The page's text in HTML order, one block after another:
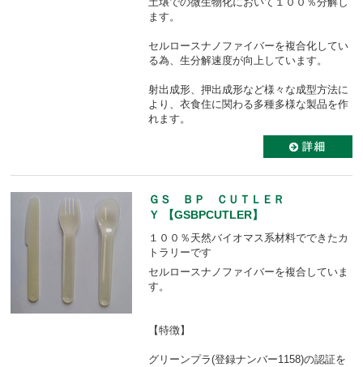
ます。
セルロースナノファイバーを複合化してい
る為、生分解速度が向上しています。
射出成形、押出成形など様々な成型方法に
より、衣食住に関わる多種多様な製品を作
れます。
ＧＳ ＢＰ ＣＵＴＬＥＲ
Ｙ 【GSBPCUTLER】
１００％天然バイオマス系材料でできたカ
トラリーです
セルロースナノファイバーを複合していま
す。
【特徴】
グリーンプラ(登録ナンバー1158)の認証を